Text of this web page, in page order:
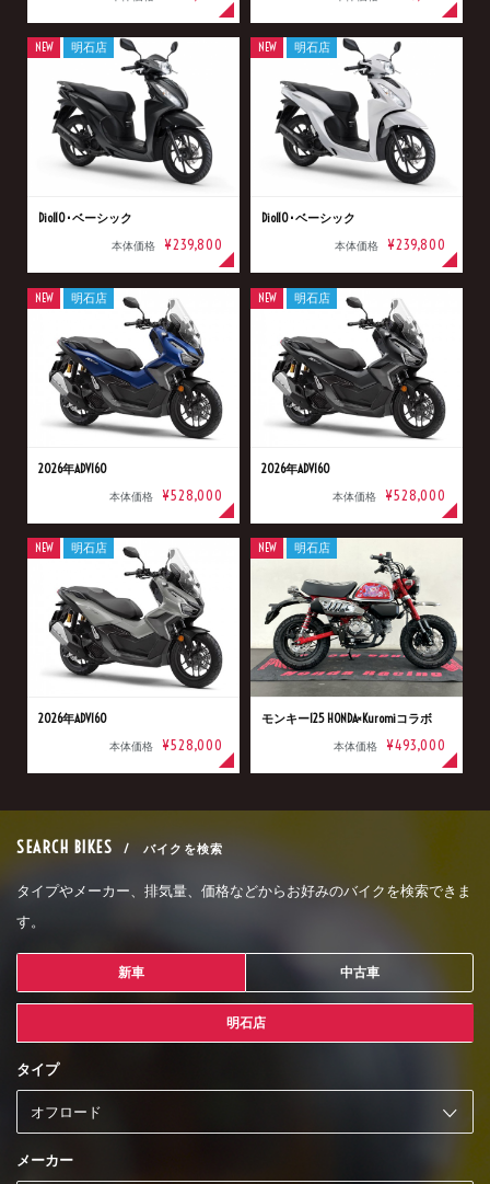
Dio110･ベーシック
本体価格 ¥239,800
NEW 明石店
Dio110･ベーシック
本体価格 ¥239,800
NEW 明石店
2026年ADV160
本体価格 ¥528,000
NEW 明石店
2026年ADV160
本体価格 ¥528,000
NEW 明石店
2026年ADV160
本体価格 ¥528,000
NEW 明石店
モンキー125 HONDA×Kuromiコラボ
本体価格 ¥493,000
NEW 明石店
SEARCH BIKES / バイクを検索
タイプやメーカー、排気量、価格などからお好みのバイクを検索できま
す。
新車 中古車
明石店
タイプ
メーカー